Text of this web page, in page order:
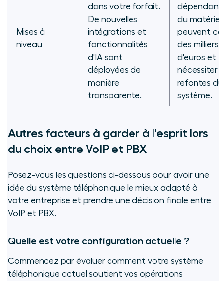
Mises à
niveau
dans votre forfait.
De nouvelles
intégrations et
fonctionnalités
d'IA sont
déployées de
manière
transparente.
du
peuvent
des milliers
d'euros et
nécessiter
refontes
système.
Autres facteurs à garder à l'esprit lors
du choix entre VoIP et PBX
Posez-vous les questions ci-dessous pour avoir une
idée du système téléphonique le mieux adapté à
votre entreprise et prendre une décision finale entre
VoIP et PBX.
Quelle est votre configuration actuelle ?
Commencez par évaluer comment votre système
téléphonique actuel soutient vos opérations